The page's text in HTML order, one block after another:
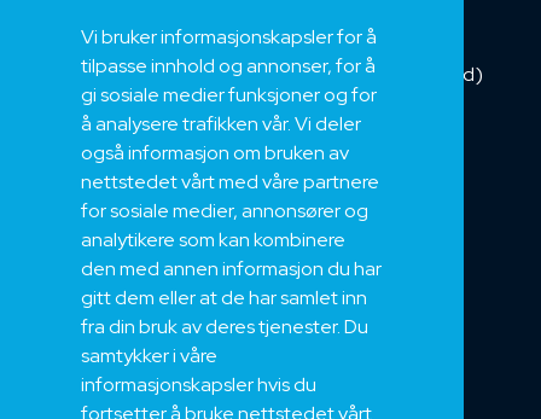
Vi bruker informasjonskapsler for å
tilpasse innhold og annonser, for å
gi sosiale medier funksjoner og for
å analysere trafikken vår. Vi deler
også informasjon om bruken av
nettstedet vårt med våre partnere
for sosiale medier, annonsører og
analytikere som kan kombinere
den med annen informasjon du har
gitt dem eller at de har samlet inn
fra din bruk av deres tjenester. Du
samtykker i våre
informasjonskapsler hvis du
fortsetter å bruke nettstedet vårt.
Installasjonskabel
Kombikabel (Hybrid)
DNV sertifisert
Tilbehør
Om oss
Bærekraft og Åpenhet
Jobb hos oss
Sertifiseringer
Support
Teknisk